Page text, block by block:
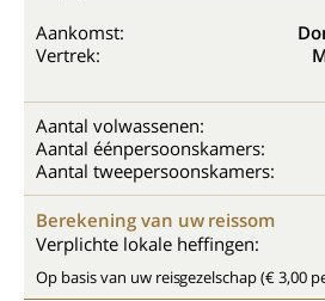
Aankomst:
Vertrek:
Aantal volwassenen:
Aantal éénpersoonskamers:
Aantal tweepersoonskamers:
Berekening van uw reissom
Verplichte lokale heffingen:
Op basis van uw reisgezelschap (€ 3,00